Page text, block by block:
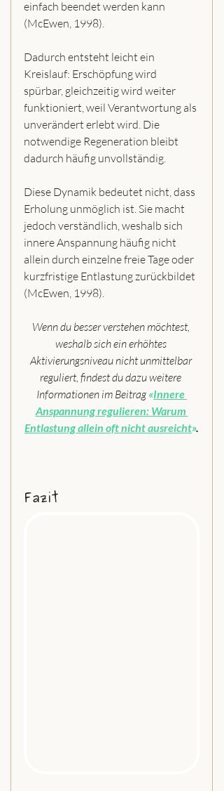
einfach beendet werden kann
(McEwen, 1998).
Dadurch entsteht leicht ein
Kreislauf: Erschöpfung wird
spürbar, gleichzeitig wird weiter
funktioniert, weil Verantwortung als
unverändert erlebt wird. Die
notwendige Regeneration bleibt
dadurch häufig unvollständig.
Diese Dynamik bedeutet nicht, dass
Erholung unmöglich ist. Sie macht
jedoch verständlich, weshalb sich
innere Anspannung häufig nicht
allein durch einzelne freie Tage oder
kurzfristige Entlastung zurückbildet
(McEwen, 1998).
Wenn du besser verstehen möchtest,
weshalb sich ein erhöhtes
Aktivierungsniveau nicht unmittelbar
reguliert, findest du dazu weitere
Informationen im Beitrag «Innere
Anspannung regulieren: Warum
Entlastung allein oft nicht ausreicht».
Fazit